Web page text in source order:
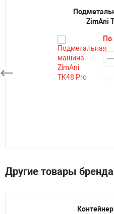
ZimAni
По
Другие товары